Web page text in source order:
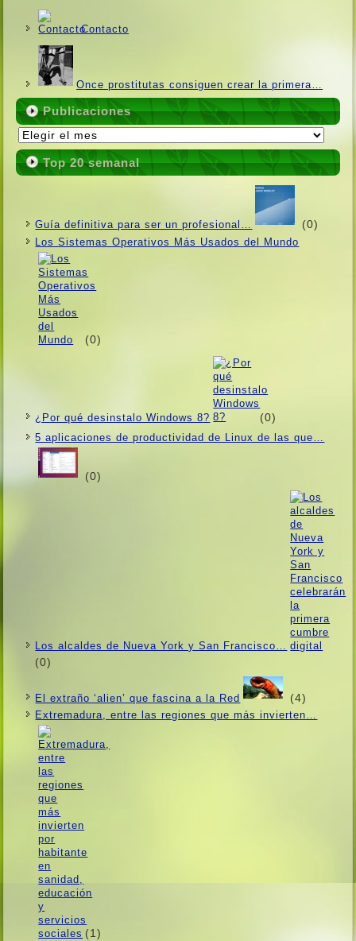
Contacto
Once prostitutas consiguen crear la primera…
Publicaciones
Publicaciones
Top 20 semanal
Guí­a definitiva para ser un profesional… (0)
Los Sistemas Operativos Más Usados ​​del Mundo
(0)
¿Por qué desinstalo Windows 8? (0)
5 aplicaciones de productividad de Linux de las que…
(0)
Los alcaldes de Nueva York y San Francisco…
(0)
El extraño ‘alien’ que fascina a la Red (4)
Extremadura, entre las regiones que más invierten…
(1)